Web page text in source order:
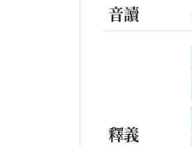
音讀
釋義